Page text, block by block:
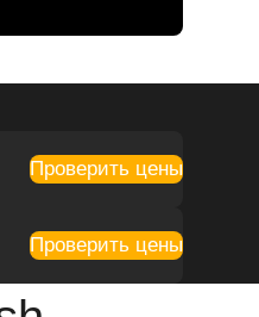
Проверить цены
Проверить цены